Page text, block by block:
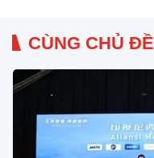
CÙNG CHỦ ĐỀ